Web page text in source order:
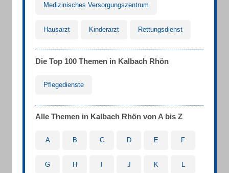
Medizinisches Versorgungszentrum
Hausarzt Kinderarzt Rettungsdienst
Die Top 100 Themen in Kalbach Rhön
Pflegedienste
Alle Themen in Kalbach Rhön von A bis Z
A B C D E F
G H J K L